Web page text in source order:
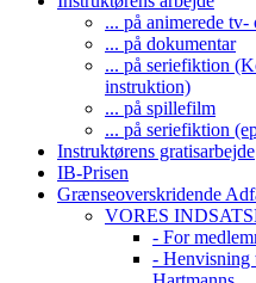
... på animerede
... på dokumentar
... på seriefiktion
instruktion)
... på spillefilm
... på seriefiktion
Instruktørens gratisarbejde
IB-Prisen
Grænseoverskridende
VORES
- For
-